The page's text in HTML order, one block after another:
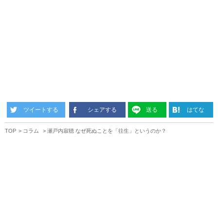
ツイートする シェアする 送る はてな
TOP コラム 瀬戸内寂聴 なぜ死ぬことを「往生」というのか？